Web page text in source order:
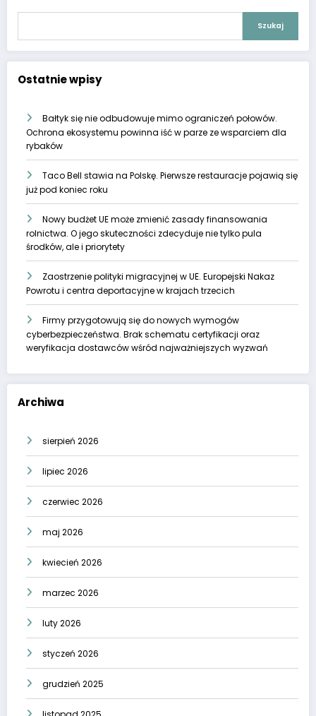
Szukaj
Ostatnie wpisy
Bałtyk się nie odbudowuje mimo ograniczeń połowów.
Ochrona ekosystemu powinna iść w parze ze wsparciem dla
rybaków
Taco Bell stawia na Polskę. Pierwsze restauracje pojawią się
już pod koniec roku
Nowy budżet UE może zmienić zasady finansowania
rolnictwa. O jego skuteczności zdecyduje nie tylko pula
środków, ale i priorytety
Zaostrzenie polityki migracyjnej w UE. Europejski Nakaz
Powrotu i centra deportacyjne w krajach trzecich
Firmy przygotowują się do nowych wymogów
cyberbezpieczeństwa. Brak schematu certyfikacji oraz
weryfikacja dostawców wśród najważniejszych wyzwań
Archiwa
sierpień 2026
lipiec 2026
czerwiec 2026
maj 2026
kwiecień 2026
marzec 2026
luty 2026
styczeń 2026
grudzień 2025